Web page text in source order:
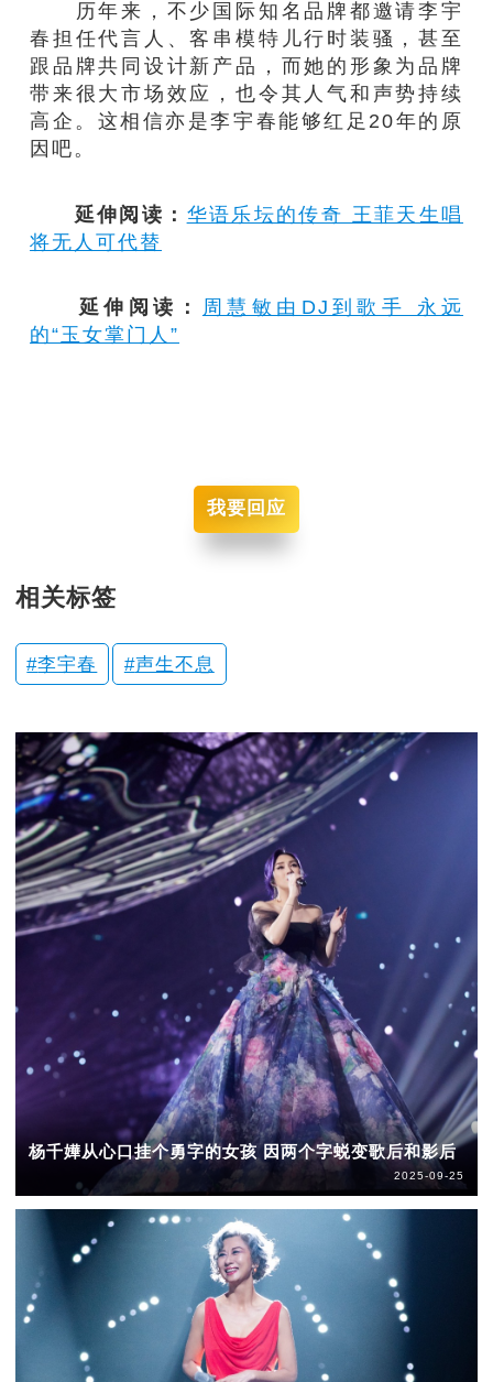
历年来，不少国际知名品牌都邀请李宇
春担任代言人、客串模特儿行时装骚，甚至
跟品牌共同设计新产品，而她的形象为品牌
带来很大市场效应，也令其人气和声势持续
高企。这相信亦是李宇春能够红足20年的原
因吧。
延伸阅读： 华语乐坛的传奇 王菲天生唱
将无人可代替
延伸阅读：
周慧敏由DJ到歌手 永远
的“玉女掌门人”
我要回应
相关标签
李宇春 声生不息
杨千嬅从心口挂个勇字的女孩 因两个字蜕变歌后和影后
2025-09-25